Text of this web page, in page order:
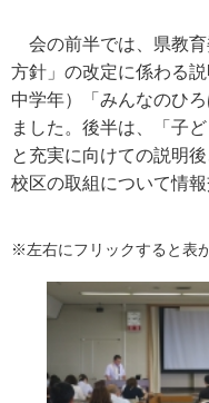
会の前半では、県教
方針」の改定に係わる
中学年）「みんなのひ
ました。後半は、「子
と充実に向けての説明
校区の取組について情報
※左右にフリックすると表